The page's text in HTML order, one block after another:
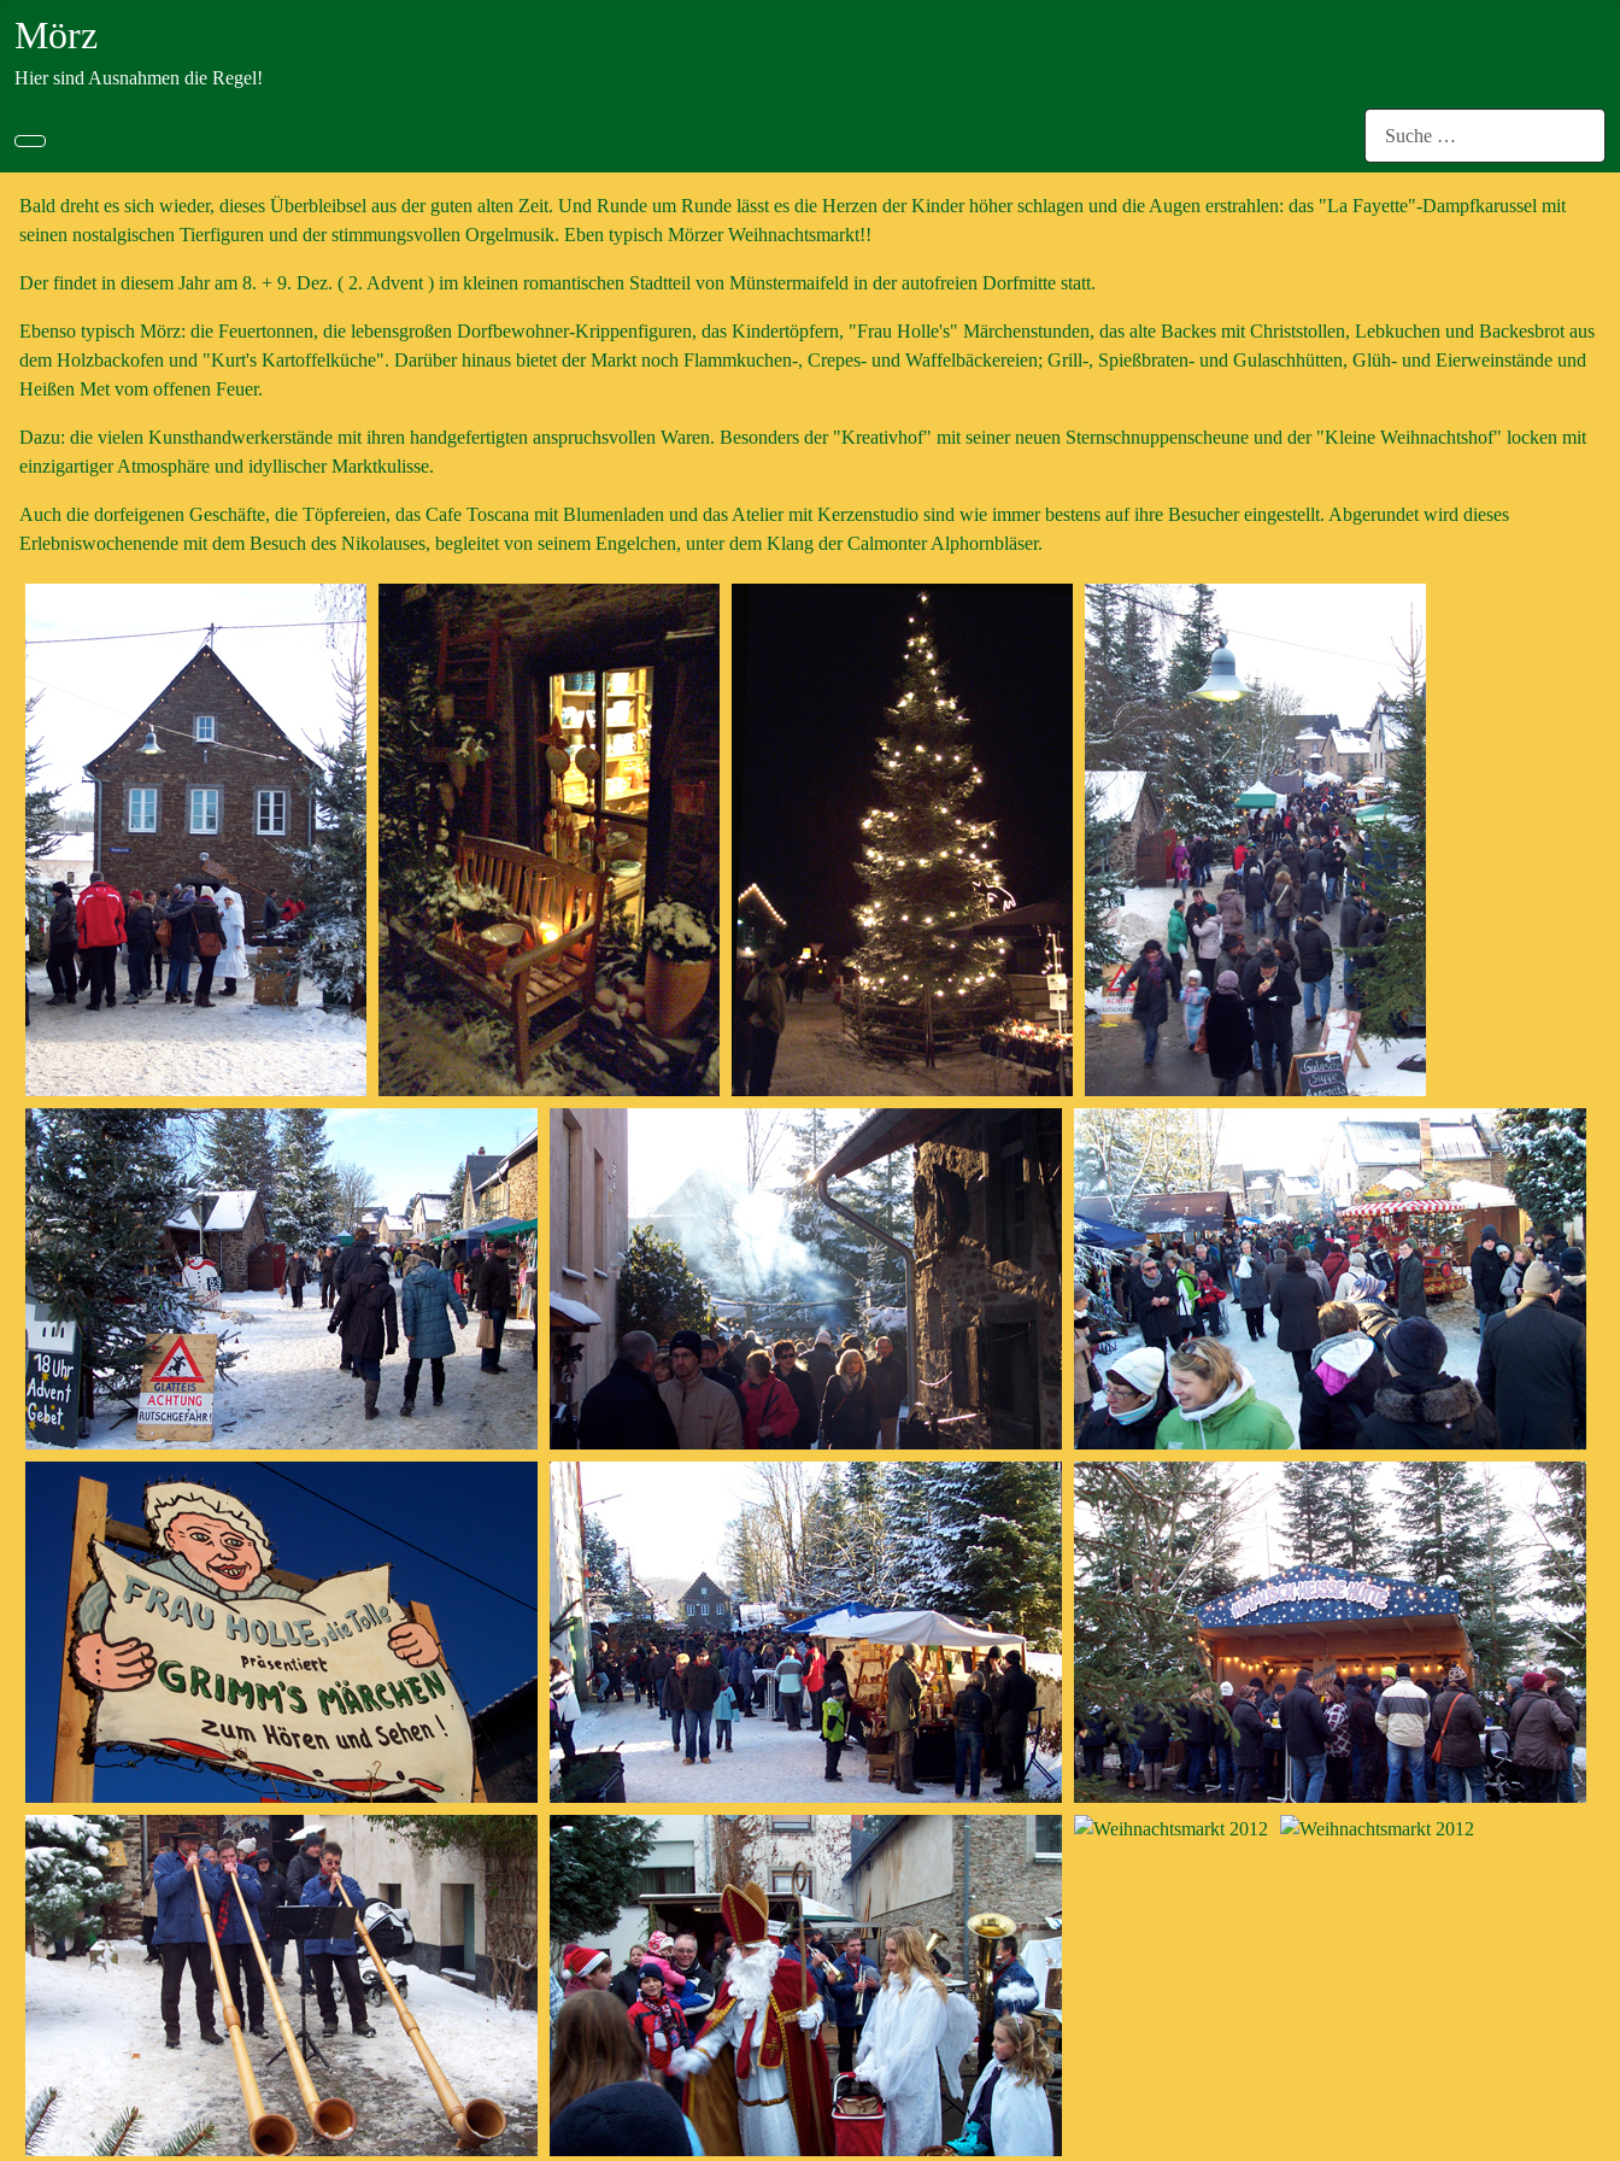
Mörz
Hier sind Ausnahmen die Regel!
Bald dreht es sich wieder, dieses Überbleibsel aus der guten alten Zeit. Und Runde um Runde lässt es die Herzen der Kinder höher schlagen und die Augen erstrahlen: das "La Fayette"-Dampfkarussel mit
seinen nostalgischen Tierfiguren und der stimmungsvollen Orgelmusik. Eben typisch Mörzer Weihnachtsmarkt!!
Der findet in diesem Jahr am 8. + 9. Dez. ( 2. Advent ) im kleinen romantischen Stadtteil von Münstermaifeld in der autofreien Dorfmitte statt.
Ebenso typisch Mörz: die Feuertonnen, die lebensgroßen Dorfbewohner-Krippenfiguren, das Kindertöpfern, "Frau Holle's" Märchenstunden, das alte Backes mit Christstollen, Lebkuchen und Backesbrot aus
dem Holzbackofen und "Kurt's Kartoffelküche". Darüber hinaus bietet der Markt noch Flammkuchen-, Crepes- und Waffelbäckereien; Grill-, Spießbraten- und Gulaschhütten, Glüh- und Eierweinstände und
Heißen Met vom offenen Feuer.
Dazu: die vielen Kunsthandwerkerstände mit ihren handgefertigten anspruchsvollen Waren. Besonders der "Kreativhof" mit seiner neuen Sternschnuppenscheune und der "Kleine Weihnachtshof" locken mit
einzigartiger Atmosphäre und idyllischer Marktkulisse.
Auch die dorfeigenen Geschäfte, die Töpfereien, das Cafe Toscana mit Blumenladen und das Atelier mit Kerzenstudio sind wie immer bestens auf ihre Besucher eingestellt. Abgerundet wird dieses
Erlebniswochenende mit dem Besuch des Nikolauses, begleitet von seinem Engelchen, unter dem Klang der Calmonter Alphornbläser.